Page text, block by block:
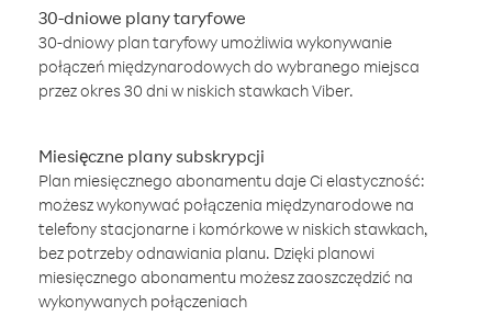
30-dniowe plany taryfowe
30-dniowy plan taryfowy umożliwia wykonywanie
połączeń międzynarodowych do wybranego miejsca
przez okres 30 dni w niskich stawkach Viber.
Miesięczne plany subskrypcji
Plan miesięcznego abonamentu daje Ci elastyczność:
możesz wykonywać połączenia międzynarodowe na
telefony stacjonarne i komórkowe w niskich stawkach,
bez potrzeby odnawiania planu. Dzięki planowi
miesięcznego abonamentu możesz zaoszczędzić na
wykonywanych połączeniach